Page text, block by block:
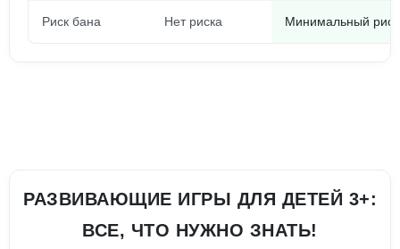
Риск бана Нет риска Минимальный риск
РАЗВИВАЮЩИЕ ИГРЫ ДЛЯ ДЕТЕЙ 3+:
ВСЕ, ЧТО НУЖНО ЗНАТЬ!